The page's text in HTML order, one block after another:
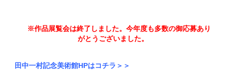
※作品展覧会は終了しました。今年度も多数の御応募あり
がとうございました。
田中一村記念美術館HPはコチラ＞＞